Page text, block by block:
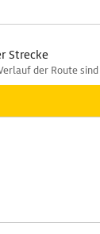
Strecke
der Route sind